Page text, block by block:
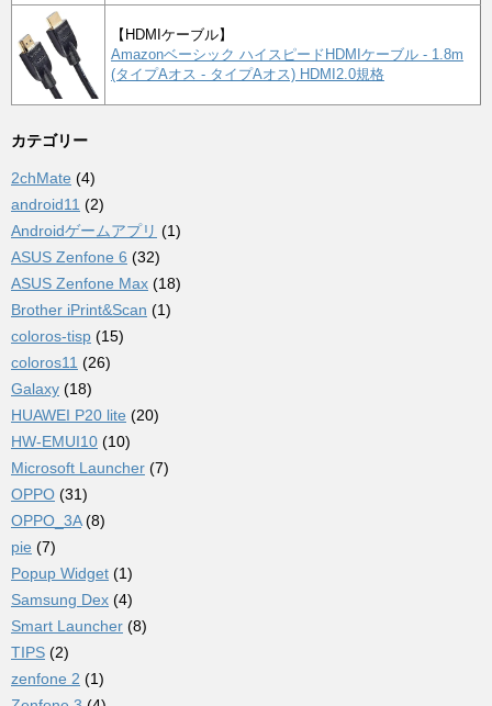
【HDMIケーブル】
Amazonベーシック ハイスピードHDMIケーブル - 1.8m
(タイプAオス - タイプAオス) HDMI2.0規格
カテゴリー
2chMate (4)
android11 (2)
Androidゲームアプリ (1)
ASUS Zenfone 6 (32)
ASUS Zenfone Max (18)
Brother iPrint&Scan (1)
coloros-tisp (15)
coloros11 (26)
Galaxy (18)
HUAWEI P20 lite (20)
HW-EMUI10 (10)
Microsoft Launcher (7)
OPPO (31)
OPPO_3A(8)
pie (7)
Popup Widget (1)
Samsung Dex (4)
Smart Launcher (8)
TIPS (2)
zenfone 2 (1)